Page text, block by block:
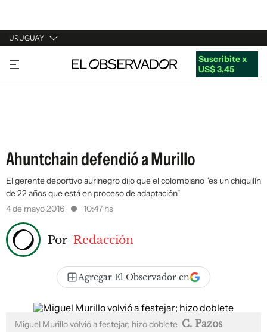
URUGUAY
URUGUAY
ARGENTINA
Suscribite x
US$ 3,45
Ahuntchain defendió a Murillo
El gerente deportivo aurinegro dijo que el colombiano "es un chiquilín
de 22 años que está en proceso de adaptación"
4 de mayo 2016
10:47 hs
Por Redacción
Agregar El Observador en
Miguel Murillo volvió a festejar; hizo doblete C. Pazos